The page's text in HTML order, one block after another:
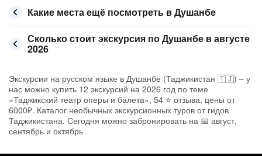
Какие места ещё посмотреть в Душанбе
Сколько стоит экскурсия по Душанбе в августе
2026
Экскурсии на русском языке в Душанбе (Таджикистан 🇹🇯) – у
нас можно купить 12 экскурсий на 2026 год по теме
«Таджикский театр оперы и балета», 54 ⭐ отзыва, цены от
6000₽. Каталог необычных экскурсионных туров от гидов
Таджикистана. Сегодня можно забронировать на 📅 август,
сентябрь и октябрь